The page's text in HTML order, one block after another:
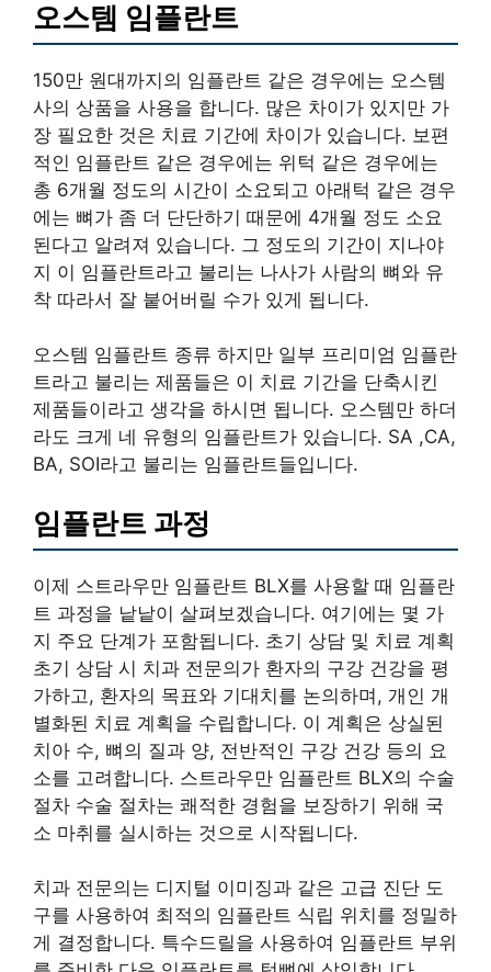
오스템 임플란트
150만 원대까지의 임플란트 같은 경우에는 오스템
사의 상품을 사용을 합니다. 많은 차이가 있지만 가
장 필요한 것은 치료 기간에 차이가 있습니다. 보편
적인 임플란트 같은 경우에는 위턱 같은 경우에는
총 6개월 정도의 시간이 소요되고 아래턱 같은 경우
에는 뼈가 좀 더 단단하기 때문에 4개월 정도 소요
된다고 알려져 있습니다. 그 정도의 기간이 지나야
지 이 임플란트라고 불리는 나사가 사람의 뼈와 유
착 따라서 잘 붙어버릴 수가 있게 됩니다.
오스템 임플란트 종류 하지만 일부 프리미엄 임플란
트라고 불리는 제품들은 이 치료 기간을 단축시킨
제품들이라고 생각을 하시면 됩니다. 오스템만 하더
라도 크게 네 유형의 임플란트가 있습니다. SA ,CA,
BA, SOI라고 불리는 임플란트들입니다.
임플란트 과정
이제 스트라우만 임플란트 BLX를 사용할 때 임플란
트 과정을 낱낱이 살펴보겠습니다. 여기에는 몇 가
지 주요 단계가 포함됩니다. 초기 상담 및 치료 계획
초기 상담 시 치과 전문의가 환자의 구강 건강을 평
가하고, 환자의 목표와 기대치를 논의하며, 개인 개
별화된 치료 계획을 수립합니다. 이 계획은 상실된
치아 수, 뼈의 질과 양, 전반적인 구강 건강 등의 요
소를 고려합니다. 스트라우만 임플란트 BLX의 수술
절차 수술 절차는 쾌적한 경험을 보장하기 위해 국
소 마취를 실시하는 것으로 시작됩니다.
치과 전문의는 디지털 이미징과 같은 고급 진단 도
구를 사용하여 최적의 임플란트 식립 위치를 정밀하
게 결정합니다. 특수드릴을 사용하여 임플란트 부위